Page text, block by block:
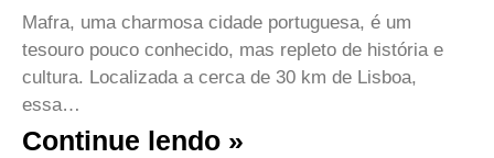
Mafra, uma charmosa cidade portuguesa, é um
tesouro pouco conhecido, mas repleto de história e
cultura. Localizada a cerca de 30 km de Lisboa,
essa…
Continue lendo »